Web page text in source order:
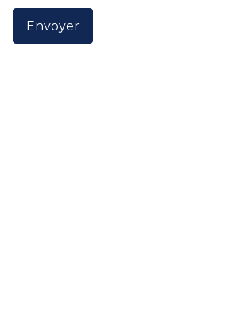
Envoyer